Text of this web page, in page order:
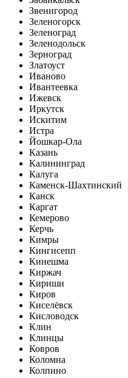
Звенигород
Зеленогорск
Зеленоград
Зеленодольск
Зерноград
Златоуст
Иваново
Ивантеевка
Ижевск
Иркутск
Искитим
Истра
Йошкар-Ола
Казань
Калининград
Калуга
Каменск-Шахтинский
Канск
Каргат
Кемерово
Керчь
Кимры
Кингисепп
Кинешма
Киржач
Кириши
Киров
Киселёвск
Кисловодск
Клин
Клинцы
Ковров
Коломна
Колпино